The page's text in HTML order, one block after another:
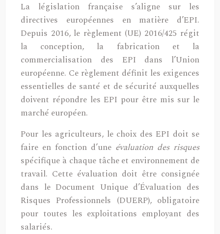
La législation française s’aligne sur les
directives européennes en matière d’EPI.
Depuis 2016, le règlement (UE) 2016/425 régit
la conception, la fabrication et la
commercialisation des EPI dans l’Union
européenne. Ce règlement définit les exigences
essentielles de santé et de sécurité auxquelles
doivent répondre les EPI pour être mis sur le
marché européen.
Pour les agriculteurs, le choix des EPI doit se
faire en fonction d’une évaluation des risques
spécifique à chaque tâche et environnement de
travail. Cette évaluation doit être consignée
dans le Document Unique d’Évaluation des
Risques Professionnels (DUERP), obligatoire
pour toutes les exploitations employant des
salariés.